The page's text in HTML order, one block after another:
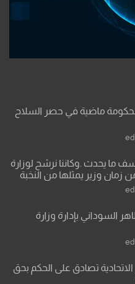
الحكومة ماضية في حصر السلاح
ما يحدث .وكاننا نرشح لوزارة
( الثقافة ) التي ماتت من زمان وزير يمثلها من النخبة
السوداني بإدارة وزارة
تصادق على الحكم بحق